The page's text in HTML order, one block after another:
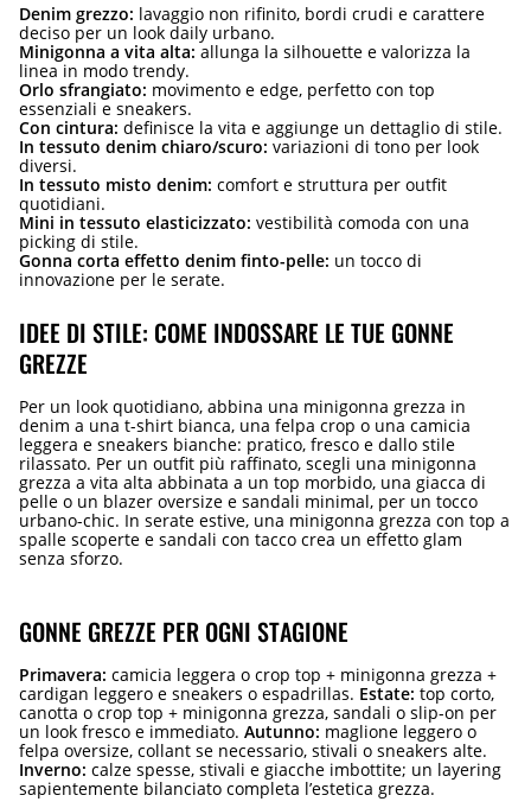
Denim grezzo: lavaggio non rifinito, bordi crudi e carattere
deciso per un look daily urbano.
Minigonna a vita alta: allunga la silhouette e valorizza la
linea in modo trendy.
Orlo sfrangiato: movimento e edge, perfetto con top
essenziali e sneakers.
Con cintura: definisce la vita e aggiunge un dettaglio di stile.
In tessuto denim chiaro/scuro: variazioni di tono per look
diversi.
In tessuto misto denim: comfort e struttura per outfit
quotidiani.
Mini in tessuto elasticizzato: vestibilità comoda con una
picking di stile.
Gonna corta effetto denim finto-pelle: un tocco di
innovazione per le serate.
IDEE DI STILE: COME INDOSSARE LE TUE GONNE
GREZZE
Per un look quotidiano, abbina una minigonna grezza in
denim a una t-shirt bianca, una felpa crop o una camicia
leggera e sneakers bianche: pratico, fresco e dallo stile
rilassato. Per un outfit più raffinato, scegli una minigonna
grezza a vita alta abbinata a un top morbido, una giacca di
pelle o un blazer oversize e sandali minimal, per un tocco
urbano-chic. In serate estive, una minigonna grezza con top a
spalle scoperte e sandali con tacco crea un effetto glam
senza sforzo.
GONNE GREZZE PER OGNI STAGIONE
Primavera: camicia leggera o crop top + minigonna grezza +
cardigan leggero e sneakers o espadrillas. Estate: top corto,
canotta o crop top + minigonna grezza, sandali o slip-on per
un look fresco e immediato. Autunno: maglione leggero o
felpa oversize, collant se necessario, stivali o sneakers alte.
Inverno: calze spesse, stivali e giacche imbottite; un layering
sapientemente bilanciato completa l’estetica grezza.